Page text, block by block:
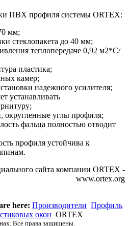
ПВХ профиля системы ORTEX:
мм;
стеклопакета до 40 мм;
теплопередаче 0,92 м2*С/
пластика;
камер;
надежного усилителя;
устанавливать
округленные углы профиля;
фальца полностью отводит
профиля устойчива к
сайта компании ORTEX -
www.ortex.org
here: Производители Профиль
окон ORTEX
Все права защищены.